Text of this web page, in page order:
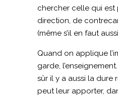
chercher celle qui est
direction, de
(même s’il en faut
Quand on applique
garde,
sûr il y a aussi la
peut leur apporter,